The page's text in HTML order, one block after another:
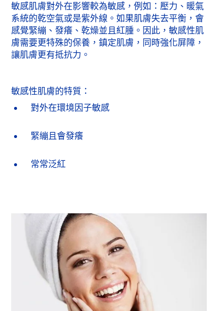
敏感肌膚對外在影響較為敏感，例如：壓力、暖氣
系統的乾空氣或是紫外線。如果肌膚失去平衡，會
感覺緊繃、發癢、乾燥並且紅腫。因此，敏感性肌
膚需要更特殊的保養，鎮定肌膚，同時強化屏障，
讓肌膚更有抵抗力。
敏感性肌膚的特質：
對外在環境因子敏感
緊繃且會發癢
常常泛紅